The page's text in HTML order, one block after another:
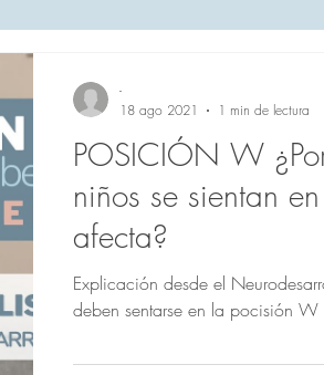
Bebé prematuro Pantallas
Andaderas Lenguaje
POSICIÓN W
niños se sientan
afecta?
Explicación desde el
deben sentarse en la pocisión W
-
18 ago 2021
1 min de lectura